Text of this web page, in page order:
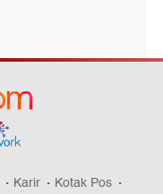
Karir Kotak Pos